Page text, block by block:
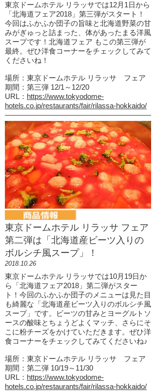
東京ドームホテル リラッサでは​12月1日から
「北海道フェア2018」第三弾がスタート！
今回はふかふか団子の旨味と北海道野菜の甘
みがぎゅっと詰まった、体があったまる洋風
スープです！北海道フェア もこの第三弾が
最終。ぜひ洋食コーナーをチェックしてみて
くださいね！
場所：東京ドームホテル リラッサ フェア
期間：第三弾 12/1～12/20
URL： https://www.tokyodome-
hotels.co.jp/restaurants/fair/rilassa-hokkaido/
東京ドームホテル リラッサ フェア
第二弾は「北海道産ビーツ入りの
ボルシチ風スープ」！
2018.10.26
東京ドームホテル リラッサでは​10月19日か
ら「北海道フェア2018」第二弾がスター
ト！今回のふかふか団子のメニューは見た目
も綺麗な「北海道産ビーツ入りのボルシチ風
スープ」です。ビーツの甘みとヨーグルトソ
ースの酸味とちょうどよくマッチ、さらにそ
こに粉チーズをかけていただきます。ぜひ洋
食コーナーをチェックしてみてくださいね♪
場所：東京ドームホテル リラッサ フェア
期間：第二弾 10/19～11/30
URL： https://www.tokyodome-
hotels.co.jp/restaurants/fair/rilassa-hokkaido/